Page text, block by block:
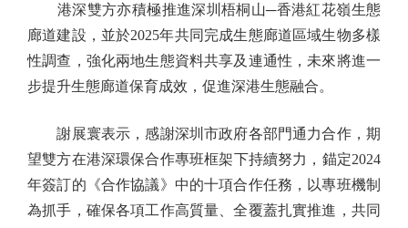
港深雙方亦積極推進深圳梧桐山─香港紅花嶺生態
廊道建設，並於2025年共同完成生態廊道區域生物多樣
性調查，強化兩地生態資料共享及連通性，未來將進一
步提升生態廊道保育成效，促進深港生態融合。
謝展寰表示，感謝深圳市政府各部門通力合作，期
望雙方在港深環保合作專班框架下持續努力，錨定2024
年簽訂的《合作協議》中的十項合作任務，以專班機制
為抓手，確保各項工作高質量、全覆蓋扎實推進，共同